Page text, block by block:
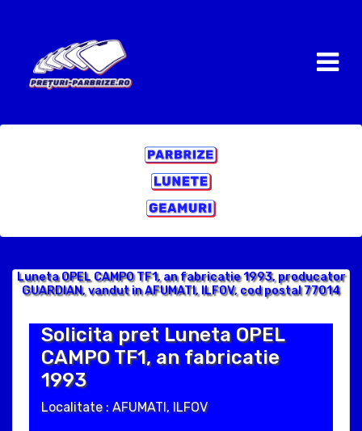
Luneta OPEL CAMPO TF1, an fabricatie 1993, producator
GUARDIAN, vandut in AFUMATI, ILFOV, cod postal 77014
Solicita pret Luneta OPEL
CAMPO TF1, an fabricatie
1993
Localitate : AFUMATI, ILFOV